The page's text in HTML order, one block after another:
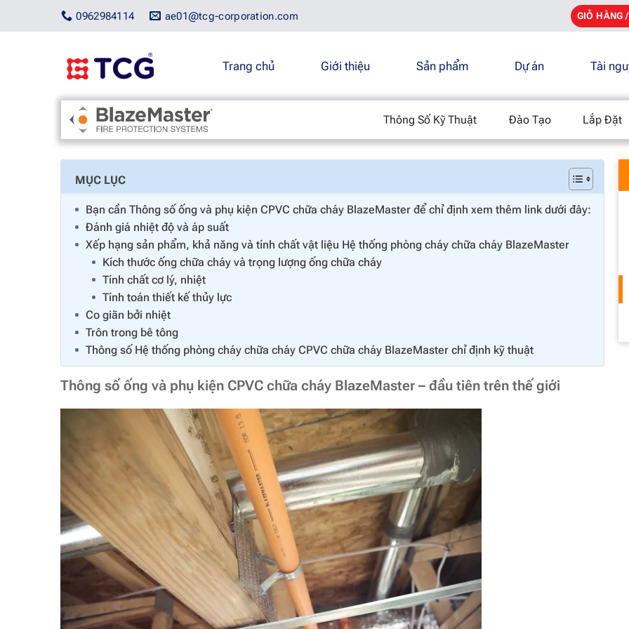
ae01@tcg-corporation.com
0962984114 GIỎ HÀNG /
Trang chủ Giới thiệu Sản phẩm Dự án Tài
Thông Số Kỹ Thuật Đào Tạo Lắp Đặt
Trang chủ/Blazemaster/Ống chữa cháy BlazeMaster CPVC thông số kỹ thuật
MỤC LỤC
Bạn cần Thông số ống và phụ kiện CPVC chữa cháy BlazeMaster để chỉ định xem thêm link dưới đây:
Đánh giá nhiệt độ và áp suất
Xếp hạng sản phẩm, khả năng và tính chất vật liệu Hệ thống phòng cháy chữa cháy BlazeMaster
Kích thước ống chữa cháy và trọng lượng ống chữa cháy
Tính chất cơ lý, nhiệt
Tính toán thiết kế thủy lực
Co giãn bởi nhiệt
Trôn trong bê tông
Thông số Hệ thống phòng cháy chữa cháy CPVC chữa cháy BlazeMaster chỉ định kỹ thuật
Thông số ống và phụ kiện CPVC chữa cháy BlazeMaster – đầu tiên trên thế giới